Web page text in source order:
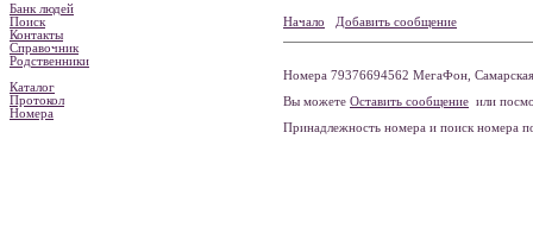
Банк людей
Поиск
Контакты
Справочник
Родственники
Каталог
Протокол
Номера
Начало Добавить сообщение
Номера 79376694562 МегаФон, Самарская
Вы можете Оставить сообщение или
Принадлежность номера и поиск номера